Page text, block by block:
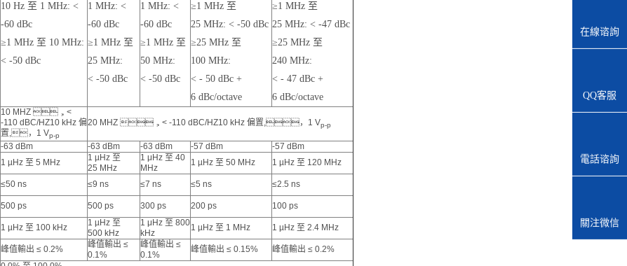
10 Hz 至 1 MHz: <
-60 dBc
≥1 MHz 至 10 MHz:
< -50 dBc
1 MHz: <
-60 dBc
≥1 MHz 至
25 MHz:
< -50 dBc
1 MHz: <
-60 dBc
≥1 MHz 至
50 MHz:
< -50 dBc
≥1 MHz 至
25 MHz: < -50 dBc
≥25 MHz 至
100 MHz:
< - 50 dBc +
6 dBc/octave
≥1 MHz 至
25 MHz: < -47 dBc
≥25 MHz 至
240 MHz:
< - 47 dBc +
6 dBc/octave
10 MHZ ，<
-110 dBC/HZ10 kHz 偏
置,，1 Vp-p
20 MHZ ，< -110 dBC/HZ10 kHz 偏置,，1 Vp-p
-63 dBm -63 dBm -63 dBm -57 dBm
-57 dBm
1 µHz 至 5 MHz
1 µHz 至
25 MHz
1 μHz 至 40
MHz
1 µHz 至 50 MHz
1 µHz 至 120 MHz
≤50 ns ≤9 ns ≤7 ns ≤5 ns
≤2.5 ns
500 ps 500 ps 300 ps 200 ps 100 ps
1 µHz 至 100 kHz
1 µHz 至
500 kHz
1 μHz 至 800
kHz
1 µHz 至 1 MHz 1 µHz 至 2.4 MHz
峰值輸出 ≤ 0.2%
峰值輸出 ≤
0.1%
峰值輸出 ≤
0.1%
峰值輸出 ≤ 0.15%
峰值輸出 ≤ 0.2%
在線谘詢
QQ客服
電話谘詢
關注微信